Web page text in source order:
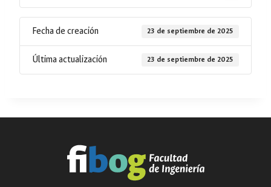
Fecha de creación 23 de septiembre de 2025
Última actualización 23 de septiembre de 2025